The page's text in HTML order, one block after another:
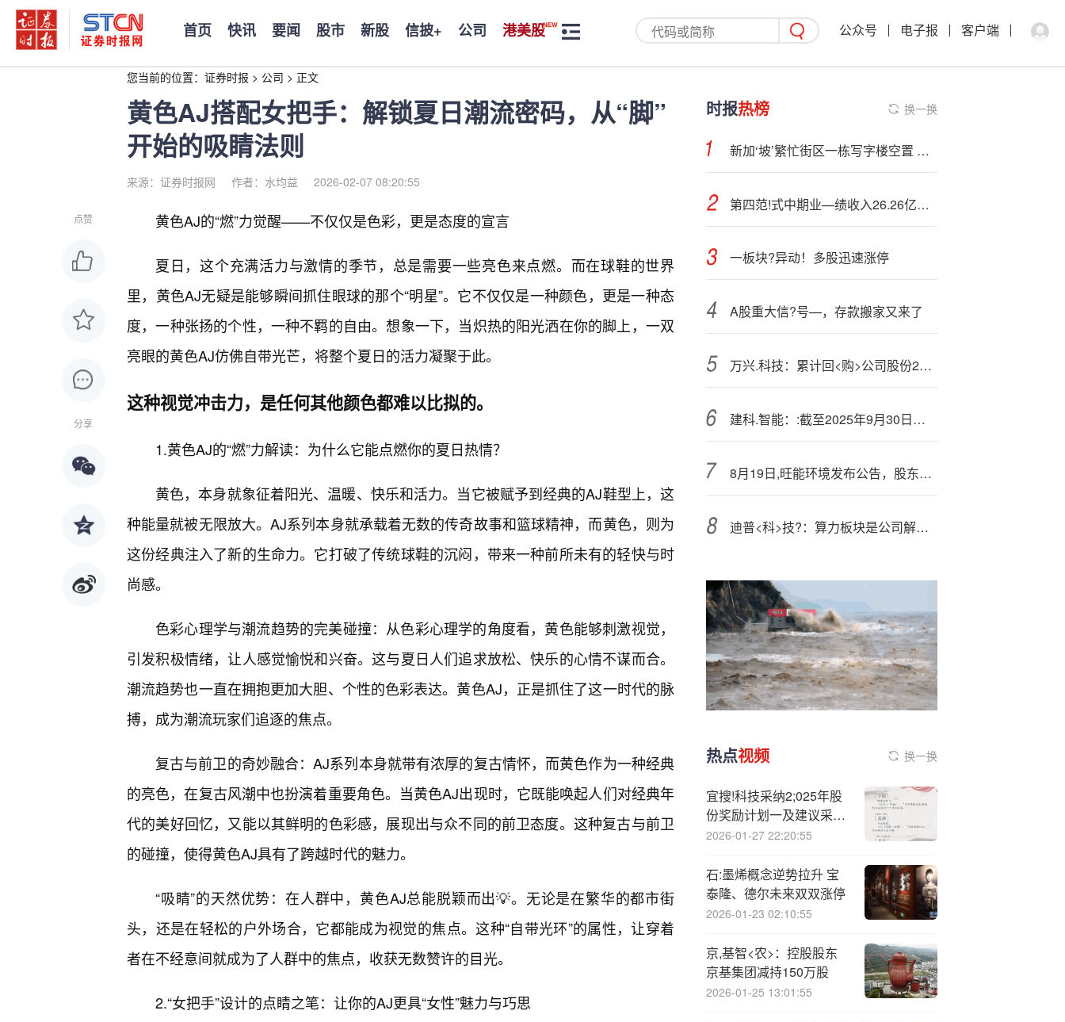
首页 快讯 要闻 股市 新股 信披+ 公司 港美股 公众号 电子报 客户端
您当前的位置： 证券时报 > 公司 > 正文
黄色AJ搭配女把手：解锁夏日潮流密码，从“脚”
开始的吸睛法则
来源：证券时报网 作者：水均益 2026-02-07 08:20:55
点赞
分享
黄色AJ的“燃”力觉醒——不仅仅是色彩，更是态度的宣言
夏日，这个充满活力与激情的季节，总是需要一些亮色来点燃。而在球鞋的世界
里，黄色AJ无疑是能够瞬间抓住眼球的那个“明星”。它不仅仅是一种颜色，更是一种态
度，一种张扬的个性，一种不羁的自由。想象一下，当炽热的阳光洒在你的脚上，一双
亮眼的黄色AJ仿佛自带光芒，将整个夏日的活力凝聚于此。
这种视觉冲击力，是任何其他颜色都难以比拟的。
1.黄色AJ的“燃”力解读：为什么它能点燃你的夏日热情？
黄色，本身就象征着阳光、温暖、快乐和活力。当它被赋予到经典的AJ鞋型上，这
种能量就被无限放大。AJ系列本身就承载着无数的传奇故事和篮球精神，而黄色，则为
这份经典注入了新的生命力。它打破了传统球鞋的沉闷，带来一种前所未有的轻快与时
尚感。
色彩心理学与潮流趋势的完美碰撞：从色彩心理学的角度看，黄色能够刺激视觉，
引发积极情绪，让人感觉愉悦和兴奋。这与夏日人们追求放松、快乐的心情不谋而合。
潮流趋势也一直在拥抱更加大胆、个性的色彩表达。黄色AJ，正是抓住了这一时代的脉
搏，成为潮流玩家们追逐的焦点。
复古与前卫的奇妙融合：AJ系列本身就带有浓厚的复古情怀，而黄色作为一种经典
的亮色，在复古风潮中也扮演着重要角色。当黄色AJ出现时，它既能唤起人们对经典年
代的美好回忆，又能以其鲜明的色彩感，展现出与众不同的前卫态度。这种复古与前卫
的碰撞，使得黄色AJ具有了跨越时代的魅力。
“吸睛”的天然优势：在人群中，黄色AJ总能脱颖而出💡。无论是在繁华的都市街
头，还是在轻松的户外场合，它都能成为视觉的焦点。这种“自带光环”的属性，让穿着
者在不经意间就成为了人群中的焦点，收获无数赞许的目光。
2.“女把手”设计的点睛之笔：让你的AJ更具“女性”魅力与巧思
时报热榜 换一换
新加‘坡’繁忙街区一栋写字楼空置 折射出富豪们对地产投资的谨慎情绪
第四范!式中期业—绩收入26.26亿元 同比增长40.7%
一板块?异动！多股迅速涨停
A股重大信?号—，存款搬家又来了
万兴.科技：累计回<购>公司股份254000股
建科.智能：:截至2025年9月30日股东总数为10,440人
8月19日,旺能环境发布公告，股东增持77.1万股
迪普<科>技?：算力板块是公司解决方案落地的重要场景之一
热点视频 换一换
宜搜!科技采纳2;025年股
份奖励计划一及建议采纳
2025年股份奖励计划二
2026-01-27 22:20:55
石:墨烯概念逆势拉升 宝
泰隆、德尔未来双双涨停
2026-01-23 02:10:55
京,基智<农>：控股股东
京基集团减持150万股
2026-01-25 13:01:55